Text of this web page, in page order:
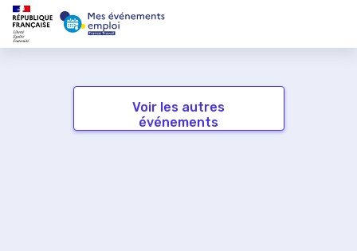
Voir les autres
événements